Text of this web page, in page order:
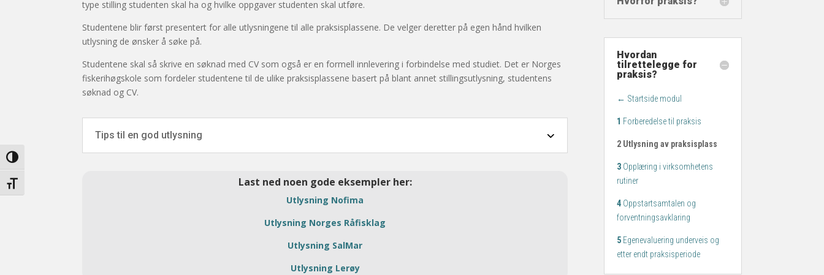
Veksle høykontrast
Veksle skriftstørrelse
type stilling studenten skal ha og hvilke oppgaver studenten skal utføre.
Studentene blir først presentert for alle utlysningene til alle praksisplassene. De velger deretter på egen hånd hvilken
utlysning de ønsker å søke på.
Studentene skal så skrive en søknad med CV som også er en formell innlevering i forbindelse med studiet. Det er Norges
fiskerihøgskole som fordeler studentene til de ulike praksisplassene basert på blant annet stillingsutlysning, studentens
søknad og CV.
Tips til en god utlysning
Last ned noen gode eksempler her:
Utlysning Nofima
Utlysning Norges Råfisklag
Utlysning SalMar
Utlysning Lerøy
Hvordan
tilrettelegge for
praksis?
← Startside modul
1 Forberedelse til praksis
2 Utlysning av praksisplass
3 Opplæring i virksomhetens
rutiner
4 Oppstartsamtalen og
forventningsavklaring
5 Egenevaluering underveis og
etter endt praksisperiode